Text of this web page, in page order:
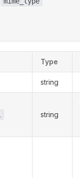
Type
string
string